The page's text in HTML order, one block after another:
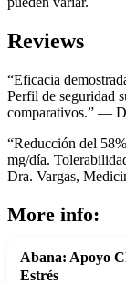
Reviews
“Eficacia
Perfil de seguridad
comparativos.” —
“Reducción del
mg/día.
Dra. Vargas,
More info:
Abana: Apoyo
Estrés